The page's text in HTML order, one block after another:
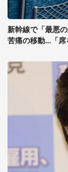
新幹線で「最悪
苦痛の移動...「